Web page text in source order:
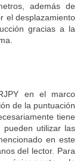
además de
el desplazamiento
gracias a la
en el marco
de la puntuación
tiene
pueden utilizar las
en este
del lector. Para